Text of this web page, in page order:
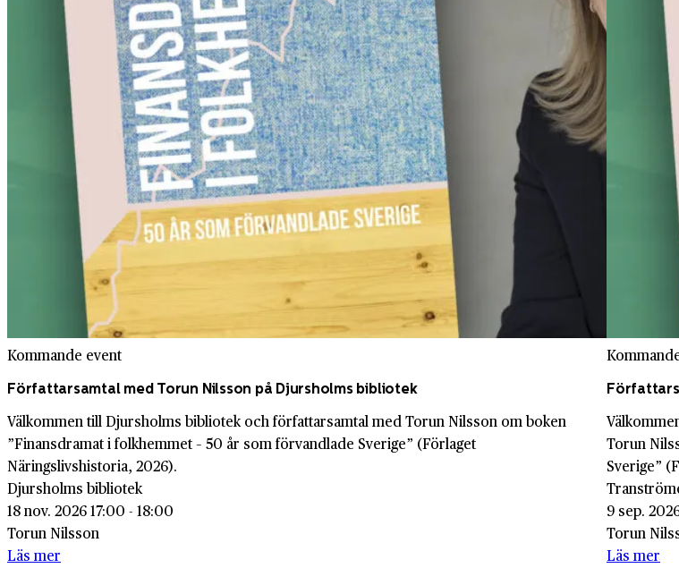
Kommande event
Författarsamtal med Torun Nilsson på Djursholms bibliotek
Välkommen till Djursholms bibliotek och författarsamtal med Torun Nilsson om boken
”Finansdramat i folkhemmet – 50 år som förvandlade Sverige” (Förlaget
Näringslivshistoria, 2026).
Djursholms bibliotek
18 nov. 2026 17:00 - 18:00
Torun Nilsson
Läs mer
Torun
Sverige”
9 sep.
Torun
Läs mer